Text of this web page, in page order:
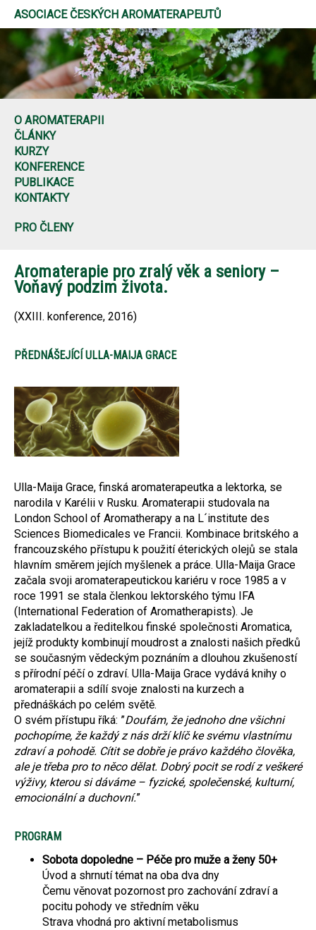
ASOCIACE ČESKÝCH AROMATERAPEUTŮ
O AROMATERAPII
ČLÁNKY
KURZY
KONFERENCE
PUBLIKACE
KONTAKTY
PRO ČLENY
Aromaterapie pro zralý věk a seniory –
Voňavý podzim života.
(XXIII. konference, 2016)
PŘEDNÁŠEJÍCÍ ULLA-MAIJA GRACE
Ulla-Maija Grace, finská aromaterapeutka a lektorka, se
narodila v Karélii v Rusku. Aromaterapii studovala na
London School of Aromatherapy a na L´institute des
Sciences Biomedicales ve Francii. Kombinace britského a
francouzského přístupu k použití éterických olejů se stala
hlavním směrem jejích myšlenek a práce. Ulla-Maija Grace
začala svoji aromaterapeutickou kariéru v roce 1985 a v
roce 1991 se stala členkou lektorského týmu IFA
(International Federation of Aromatherapists). Je
zakladatelkou a ředitelkou finské společnosti Aromatica,
jejíž produkty kombinují moudrost a znalosti našich předků
se současným vědeckým poznáním a dlouhou zkušeností
s přírodní péčí o zdraví. Ulla-Maija Grace vydává knihy o
aromaterapii a sdílí svoje znalosti na kurzech a
přednáškách po celém světě.
O svém přístupu říká: ”Doufám, že jednoho dne všichni
pochopíme, že každý z nás drží klíč ke svému vlastnímu
zdraví a pohodě. Cítit se dobře je právo každého člověka,
ale je třeba pro to něco dělat. Dobrý pocit se rodí z veškeré
výživy, kterou si dáváme – fyzické, společenské, kulturní,
emocionální a duchovní.”
PROGRAM
Sobota dopoledne – Péče pro muže a ženy 50+
Úvod a shrnutí témat na oba dva dny
Čemu věnovat pozornost pro zachování zdraví a
pocitu pohody ve středním věku
Strava vhodná pro aktivní metabolismus